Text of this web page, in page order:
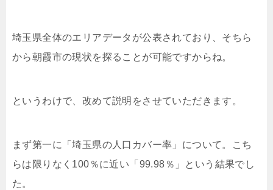
埼玉県全体のエリアデータが公表されており、そちら
から朝霞市の現状を探ることが可能ですからね。
というわけで、改めて説明をさせていただきます。
まず第一に「埼玉県の人口カバー率」について。こち
らは限りなく100％に近い「99.98％」という結果でし
た。